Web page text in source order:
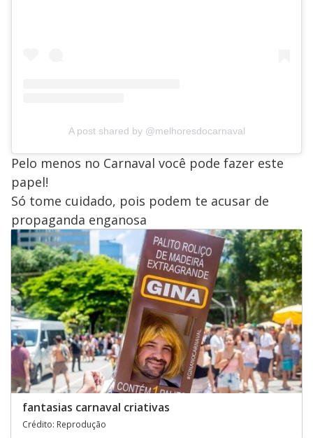
A post shared by @melhoresdocarnaval
Pelo menos no Carnaval você pode fazer este
papel!
Só tome cuidado, pois podem te acusar de
propaganda enganosa
fantasias carnaval criativas
Crédito: Reprodução